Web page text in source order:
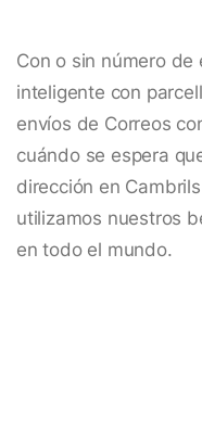
Con o sin número de
inteligente con
envíos de Correos
cuándo se espera
dirección en
utilizamos nuestros
en todo el mundo.